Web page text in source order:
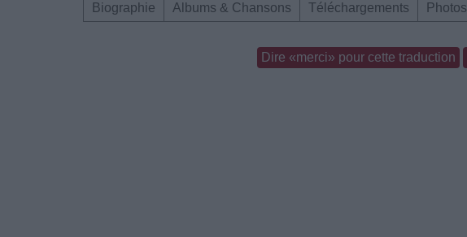
Biographie Albums & Chansons Téléchargements Photos
Dire «merci» pour cette traduction